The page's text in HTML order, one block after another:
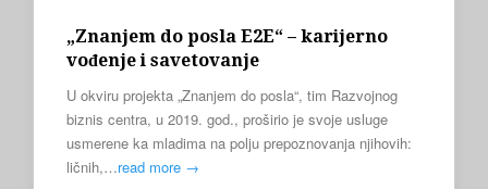
„Znanjem do posla E2E“ – karijerno
vođenje i savetovanje
U okviru projekta „Znanjem do posla“, tim Razvojnog
biznis centra, u 2019. god., proširio je svoje usluge
usmerene ka mladima na polju prepoznovanja njihovih:
ličnih,…read more →